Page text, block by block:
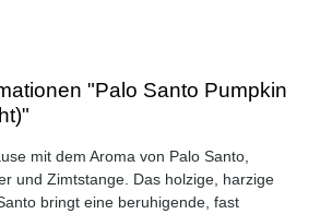
"Palo Santo Pumpkin
mit dem Aroma von Palo Santo,
und Zimtstange. Das holzige, harzige
bringt eine beruhigende, fast